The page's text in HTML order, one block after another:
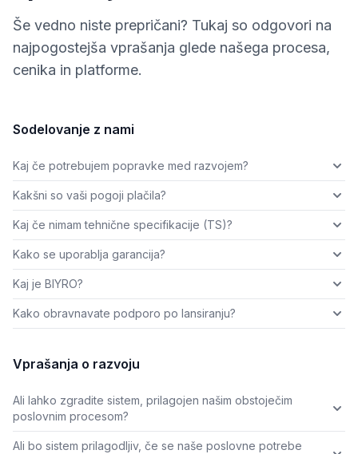
Še vedno niste prepričani? Tukaj so odgovori na
najpogostejša vprašanja glede našega procesa,
cenika in platforme.
Sodelovanje z nami
Kaj če potrebujem popravke med razvojem?
Kakšni so vaši pogoji plačila?
Kaj če nimam tehnične specifikacije (TS)?
Kako se uporablja garancija?
Kaj je BIYRO?
Kako obravnavate podporo po lansiranju?
Vprašanja o razvoju
Ali lahko zgradite sistem, prilagojen našim obstoječim
poslovnim procesom?
Ali bo sistem prilagodljiv, če se naše poslovne potrebe